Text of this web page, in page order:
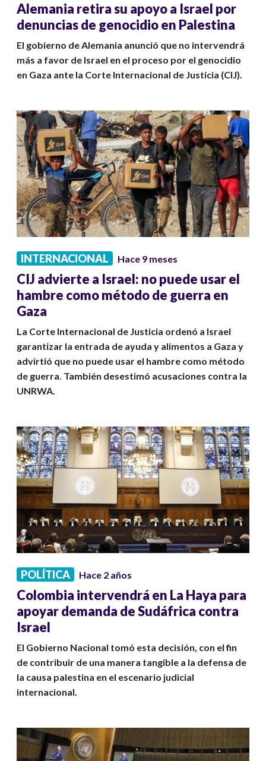
Alemania retira su apoyo a Israel por
denuncias de genocidio en Palestina
El gobierno de Alemania anunció que no intervendrá
más a favor de Israel en el proceso por el genocidio
en Gaza ante la Corte Internacional de Justicia (CIJ).
INTERNACIONAL Hace 9 meses
CIJ advierte a Israel: no puede usar el
hambre como método de guerra en
Gaza
La Corte Internacional de Justicia ordenó a Israel
garantizar la entrada de ayuda y alimentos a Gaza y
advirtió que no puede usar el hambre como método
de guerra. También desestimó acusaciones contra la
UNRWA.
POLÍTICA Hace 2 años
Colombia intervendrá en La Haya para
apoyar demanda de Sudáfrica contra
Israel
El Gobierno Nacional tomó esta decisión, con el fin
de contribuir de una manera tangible a la defensa de
la causa palestina en el escenario judicial
internacional.